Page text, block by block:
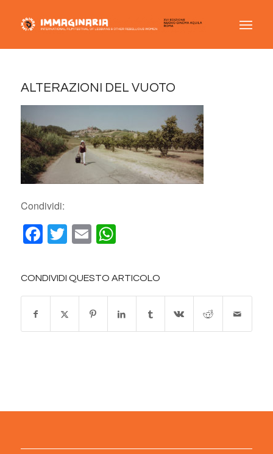
ALTERAZIONI DEL VUOTO
Condividi:
Facebook
Twitter
EmailWhatsApp
CONDIVIDI QUESTO ARTICOLO